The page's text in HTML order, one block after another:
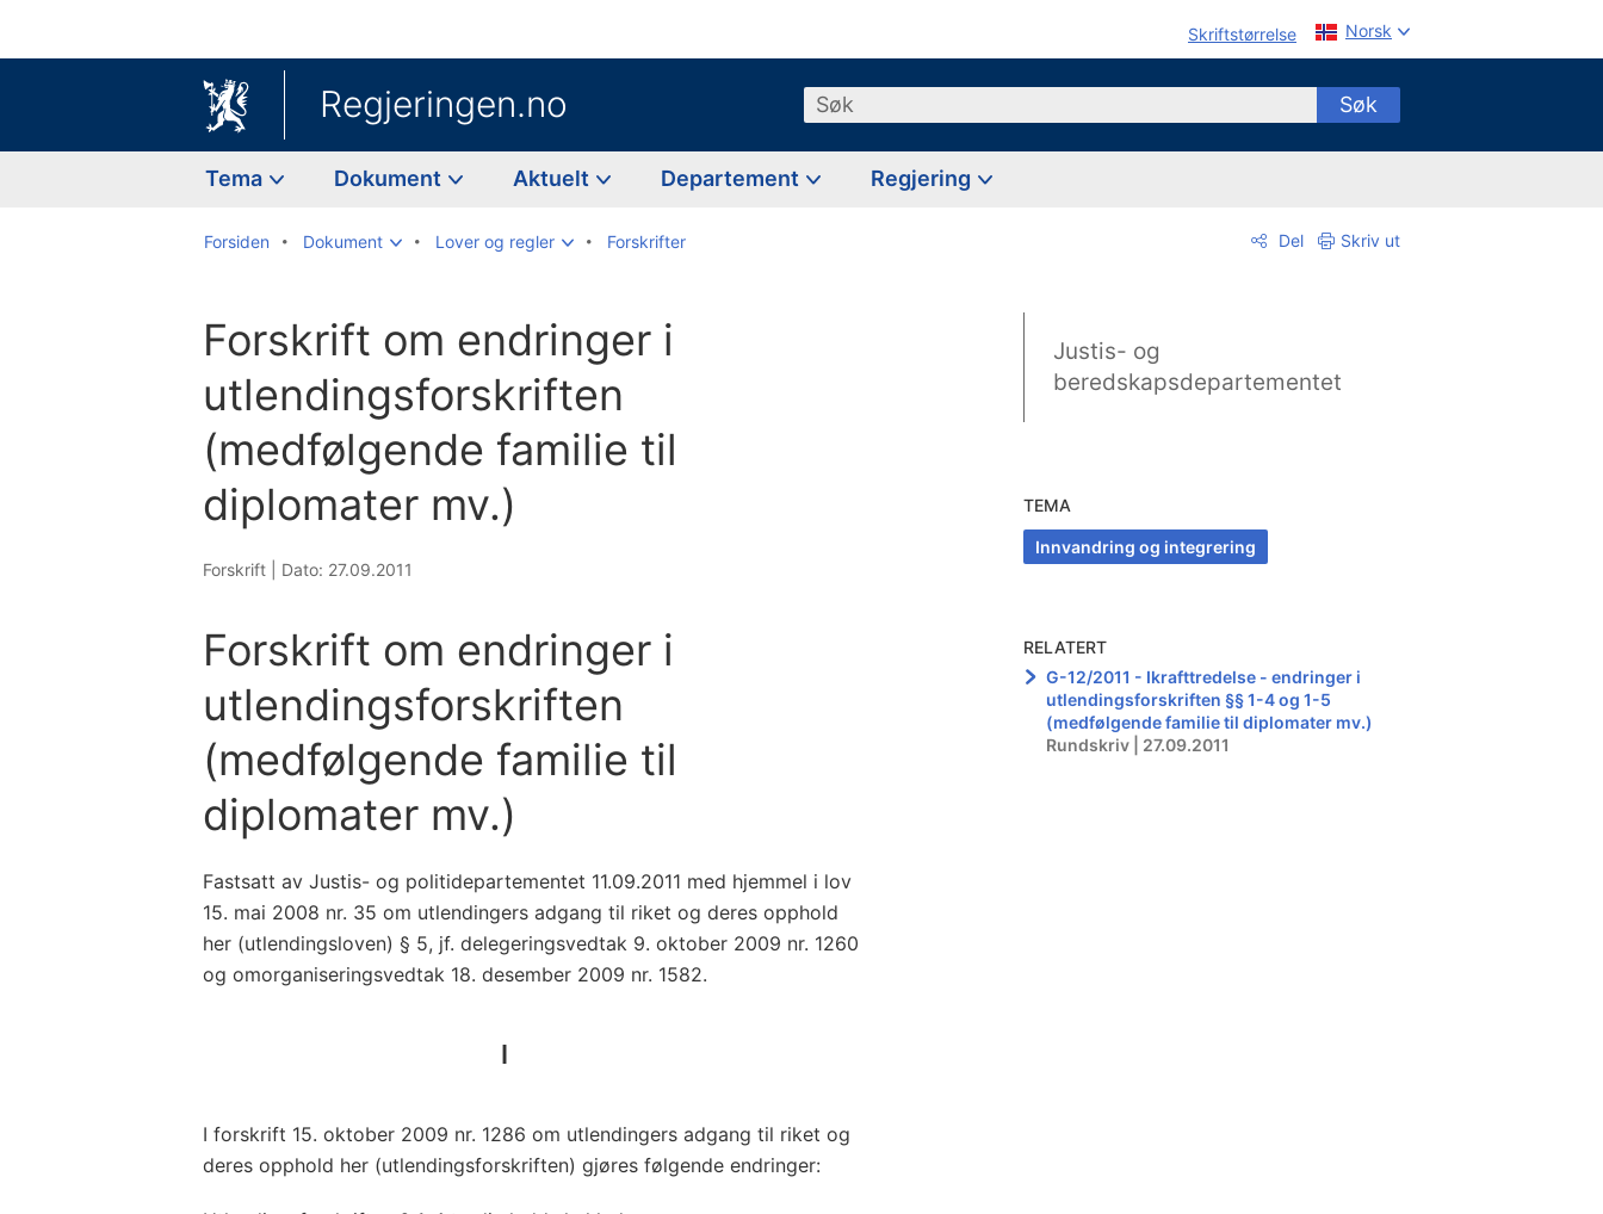
Skriftstørrelse Norsk
Regjeringen.no Søk Søk
Tema Dokument Aktuelt Departement Regjering
Forsiden Dokument Lover og regler Forskrifter Del Skriv ut
Forskrift om endringer i
utlendingsforskriften
(medfølgende familie til
diplomater mv.)
Forskrift | Dato: 27.09.2011
Forskrift om endringer i
utlendingsforskriften
(medfølgende familie til
diplomater mv.)
Fastsatt av Justis- og politidepartementet 11.09.2011 med hjemmel i lov
15. mai 2008 nr. 35 om utlendingers adgang til riket og deres opphold
her (utlendingsloven) § 5, jf. delegeringsvedtak 9. oktober 2009 nr. 1260
og omorganiseringsvedtak 18. desember 2009 nr. 1582.
I
I forskrift 15. oktober 2009 nr. 1286 om utlendingers adgang til riket og
deres opphold her (utlendingsforskriften) gjøres følgende endringer:
Justis- og
beredskapsdepartementet
TEMA
Innvandring og integrering
RELATERT
G-12/2011 - Ikrafttredelse - endringer i
utlendingsforskriften §§ 1-4 og 1-5
(medfølgende familie til diplomater mv.)
Rundskriv | 27.09.2011